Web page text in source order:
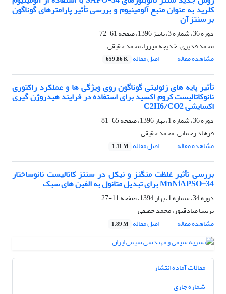
کلرید به عنوان منبع آلومینیوم و بررسی تأثیر پارامترهای گوناگون
بر سنتز آن
دوره 36، شماره 3، پاییز 1396، صفحه
61-72
محمد قدیری، خدیجه میرزا، محمد حقیقی
مشاهده مقاله
اصل مقاله 659.86 K
تأثیر پایه های زئولیتی گوناگون روی ویژگی ها و عملکرد راکتوری
نانوکاتالیست کروم اکسید برای استفاده در فرایند هیدروژن گیری
اکسایشی C2H6/CO2
دوره 36، شماره 1، بهار 1396، صفحه
65-81
فرهاد رحمانی، محمد حقیقی
مشاهده مقاله
اصل مقاله 1.11 M
بررسی تأثیر غلظت منگنز و نیکل در سنتز کاتالیست نانوساختار
MnNiAPSO-34 برای تبدیل متانول به الفین های سبک
دوره 34، شماره 1، بهار 1394، صفحه
11-27
پریسا صادقپور، محمد حقیقی
مشاهده مقاله
اصل مقاله 1.89 M
مقالات آماده انتشار
شماره جاری